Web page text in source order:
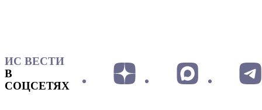
ИС ВЕСТИ
В
СОЦСЕТЯХ